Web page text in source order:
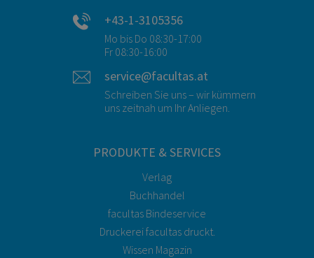
+43-1-3105356
Mo bis Do 08:30-17:00
Fr 08:30-16:00
service@facultas.at
Schreiben Sie uns – wir kümmern
uns zeitnah um Ihr Anliegen.
PRODUKTE & SERVICES
Verlag
Buchhandel
facultas Bindeservice
Druckerei facultas druckt.
Wissen Magazin